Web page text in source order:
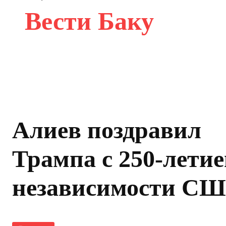
Вести Баку
Алиев поздравил
Трампа с 250-
независимости